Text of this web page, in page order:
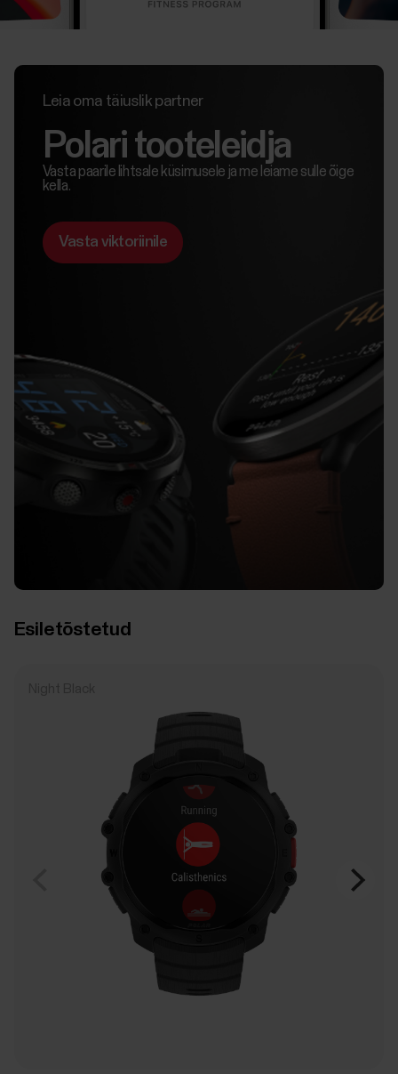
Leia oma täiuslik partner
Polari tooteleidja
Vasta paarile lihtsale küsimusele ja me leiame sulle õige
kella.
Vasta viktoriinile
Esiletõstetud